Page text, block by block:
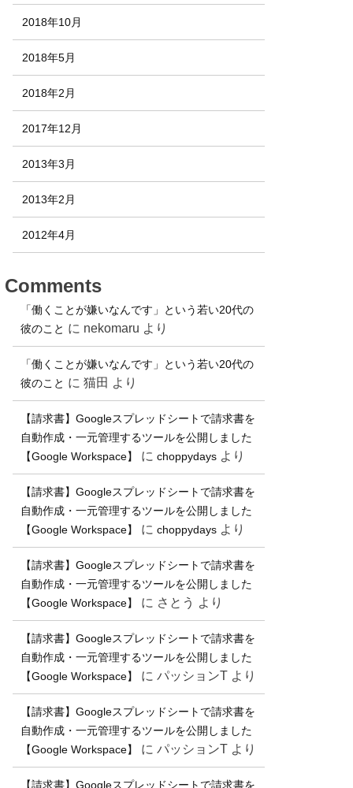
2018年10月
2018年5月
2018年2月
2017年12月
2013年3月
2013年2月
2012年4月
Comments
「働くことが嫌いなんです」という若い20代の
彼のこと に nekomaru より
「働くことが嫌いなんです」という若い20代の
彼のこと に 猫田 より
【請求書】Googleスプレッドシートで請求書を
自動作成・一元管理するツールを公開しました
【Google Workspace】
に choppydays より
【請求書】Googleスプレッドシートで請求書を
自動作成・一元管理するツールを公開しました
【Google Workspace】
に choppydays より
【請求書】Googleスプレッドシートで請求書を
自動作成・一元管理するツールを公開しました
【Google Workspace】
に さとう より
【請求書】Googleスプレッドシートで請求書を
自動作成・一元管理するツールを公開しました
【Google Workspace】
に パッションT より
【請求書】Googleスプレッドシートで請求書を
自動作成・一元管理するツールを公開しました
【Google Workspace】
に パッションT より
【請求書】Googleスプレッドシートで請求書を